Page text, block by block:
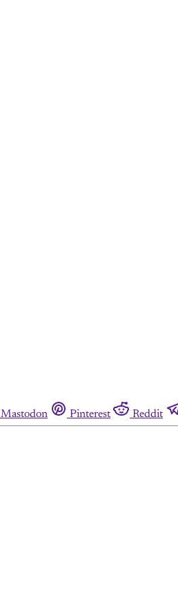
Mastodon Pinterest Reddit